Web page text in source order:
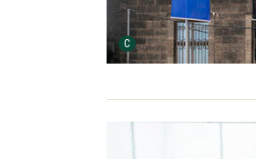
C Urheber der Grafik: